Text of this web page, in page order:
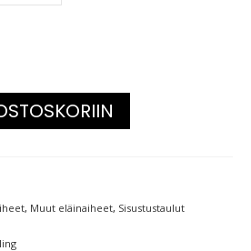
, Muut eläinaiheet, Sisustustaulut